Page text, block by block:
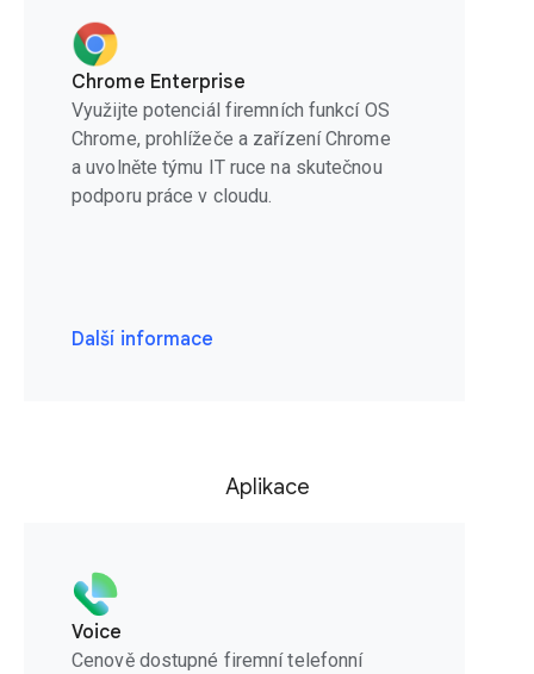
Chrome Enterprise
Využijte potenciál firemních funkcí OS
Chrome, prohlížeče a zařízení Chrome
a uvolněte týmu IT ruce na skutečnou
podporu práce v cloudu.
Další informace
Aplikace
Voice
Cenově dostupné firemní telefonní